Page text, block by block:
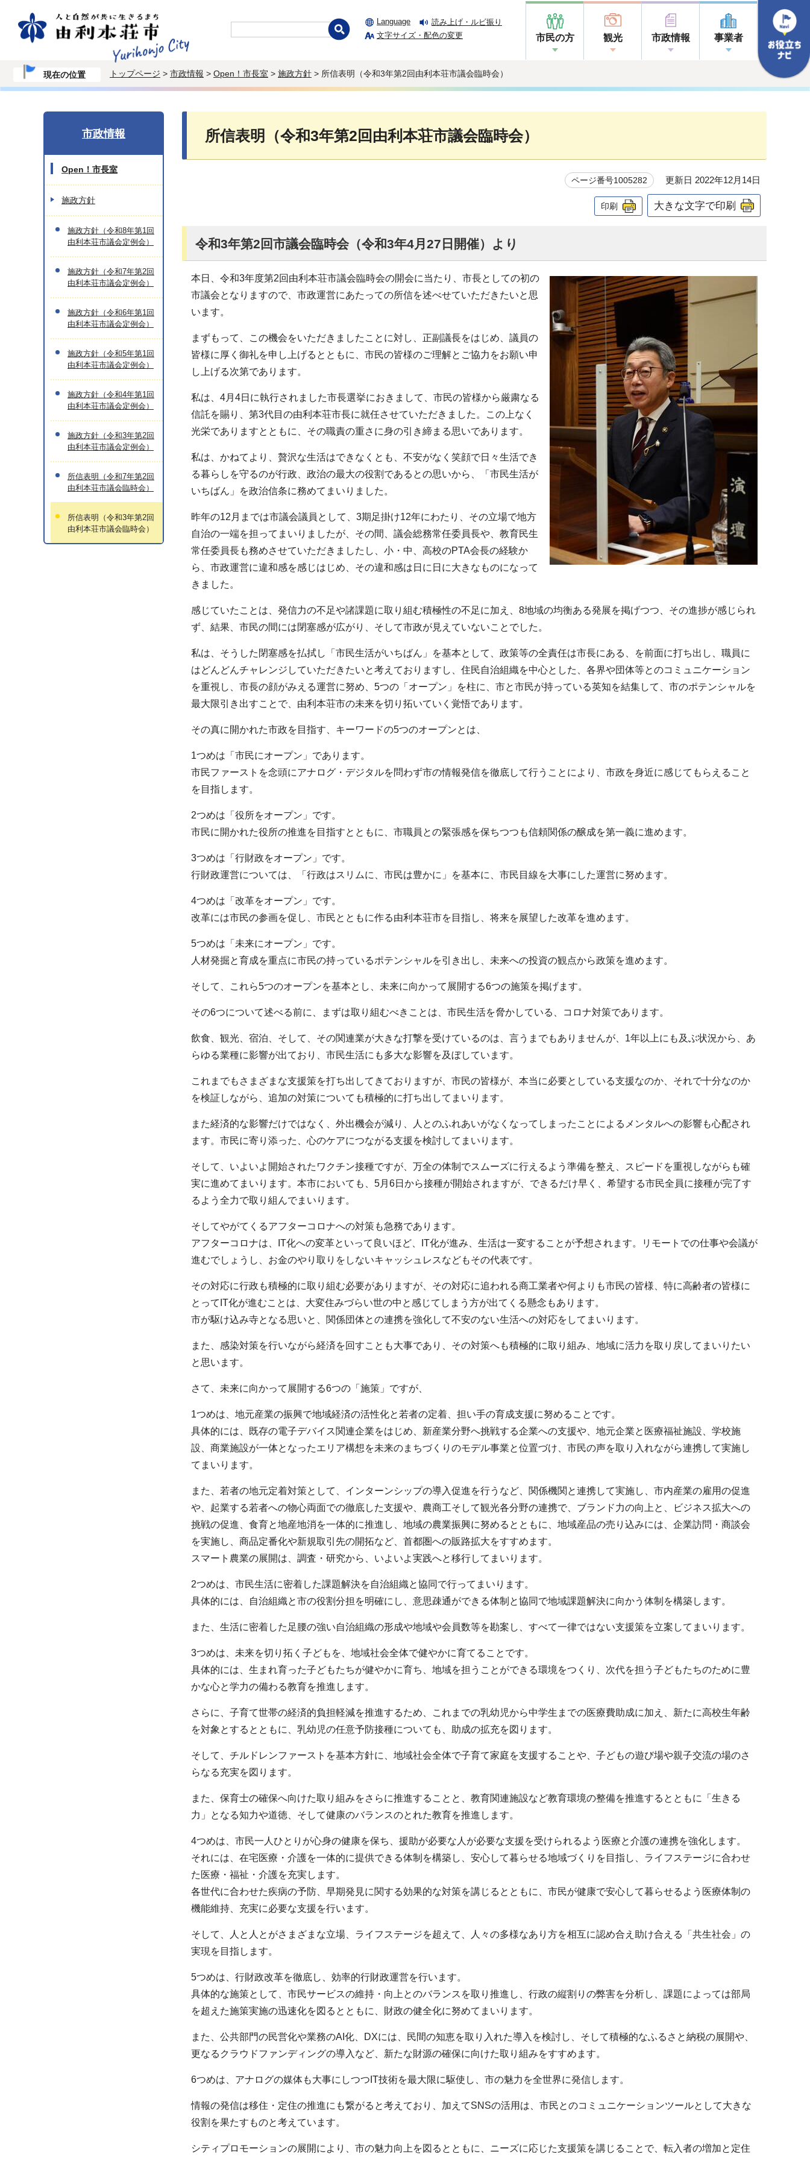
Language
読み上げ・ルビ振り
文字サイズ・配色の変更
市民の方 観光 市政情報 事業者
現在の位置 トップページ > 市政情報 > Open！市長室 > 施政方針 > 所信表明（令和3年第2回由利本荘市議会臨時会）
所信表明（令和3年第2回由利本荘市議会臨時会）
ページ番号1005282 更新日 2022年12月14日
印刷 大きな文字で印刷
令和3年第2回市議会臨時会（令和3年4月27日開催）より
本日、令和3年度第2回由利本荘市議会臨時会の開会に当たり、市長としての初の
市議会となりますので、市政運営にあたっての所信を述べせていただきたいと思
います。
まずもって、この機会をいただきましたことに対し、正副議長をはじめ、議員の
皆様に厚く御礼を申し上げるとともに、市民の皆様のご理解とご協力をお願い申
し上げる次第であります。
私は、4月4日に執行されました市長選挙におきまして、市民の皆様から厳粛なる
信託を賜り、第3代目の由利本荘市長に就任させていただきました。この上なく
光栄でありますとともに、その職責の重さに身の引き締まる思いであります。
私は、かねてより、贅沢な生活はできなくとも、不安がなく笑顔で日々生活でき
る暮らしを守るのが行政、政治の最大の役割であるとの思いから、「市民生活が
いちばん」を政治信条に務めてまいりました。
昨年の12月までは市議会議員として、3期足掛け12年にわたり、その立場で地方
自治の一端を担ってまいりましたが、その間、議会総務常任委員長や、教育民生
常任委員長も務めさせていただきましたし、小・中、高校のPTA会長の経験か
ら、市政運営に違和感を感じはじめ、その違和感は日に日に大きなものになって
きました。
感じていたことは、発信力の不足や諸課題に取り組む積極性の不足に加え、8地域の均衡ある発展を掲げつつ、その進捗が感じられ
ず、結果、市民の間には閉塞感が広がり、そして市政が見えていないことでした。
私は、そうした閉塞感を払拭し「市民生活がいちばん」を基本として、政策等の全責任は市長にある、を前面に打ち出し、職員に
はどんどんチャレンジしていただきたいと考えておりますし、住民自治組織を中心とした、各界や団体等とのコミュニケーション
を重視し、市長の顔がみえる運営に努め、5つの「オープン」を柱に、市と市民が持っている英知を結集して、市のポテンシャルを
最大限引き出すことで、由利本荘市の未来を切り拓いていく覚悟であります。
その真に開かれた市政を目指す、キーワードの5つのオープンとは、
1つめは「市民にオープン」であります。
市民ファーストを念頭にアナログ・デジタルを問わず市の情報発信を徹底して行うことにより、市政を身近に感じてもらえること
を目指します。
2つめは「役所をオープン」です。
市民に開かれた役所の推進を目指すとともに、市職員との緊張感を保ちつつも信頼関係の醸成を第一義に進めます。
3つめは「行財政をオープン」です。
行財政運営については、「行政はスリムに、市民は豊かに」を基本に、市民目線を大事にした運営に努めます。
4つめは「改革をオープン」です。
改革には市民の参画を促し、市民とともに作る由利本荘市を目指し、将来を展望した改革を進めます。
5つめは「未来にオープン」です。
人材発掘と育成を重点に市民の持っているポテンシャルを引き出し、未来への投資の観点から政策を進めます。
そして、これら5つのオープンを基本とし、未来に向かって展開する6つの施策を掲げます。
その6つについて述べる前に、まずは取り組むべきことは、市民生活を脅かしている、コロナ対策であります。
飲食、観光、宿泊、そして、その関連業が大きな打撃を受けているのは、言うまでもありませんが、1年以上にも及ぶ状況から、あ
らゆる業種に影響が出ており、市民生活にも多大な影響を及ぼしています。
これまでもさまざまな支援策を打ち出してきておりますが、市民の皆様が、本当に必要としている支援なのか、それで十分なのか
を検証しながら、追加の対策についても積極的に打ち出してまいります。
また経済的な影響だけではなく、外出機会が減り、人とのふれあいがなくなってしまったことによるメンタルへの影響も心配され
ます。市民に寄り添った、心のケアにつながる支援を検討してまいります。
そして、いよいよ開始されたワクチン接種ですが、万全の体制でスムーズに行えるよう準備を整え、スピードを重視しながらも確
実に進めてまいります。本市においても、5月6日から接種が開始されますが、できるだけ早く、希望する市民全員に接種が完了す
るよう全力で取り組んでまいります。
そしてやがてくるアフターコロナへの対策も急務であります。
アフターコロナは、IT化への変革といって良いほど、IT化が進み、生活は一変することが予想されます。リモートでの仕事や会議が
進むでしょうし、お金のやり取りをしないキャッシュレスなどもその代表です。
その対応に行政も積極的に取り組む必要がありますが、その対応に追われる商工業者や何よりも市民の皆様、特に高齢者の皆様に
とってIT化が進むことは、大変住みづらい世の中と感じてしまう方が出てくる懸念もあります。
市が駆け込み寺となる思いと、関係団体との連携を強化して不安のない生活への対応をしてまいります。
また、感染対策を行いながら経済を回すことも大事であり、その対策へも積極的に取り組み、地域に活力を取り戻してまいりたい
と思います。
さて、未来に向かって展開する6つの「施策」ですが、
1つめは、地元産業の振興で地域経済の活性化と若者の定着、担い手の育成支援に努めることです。
具体的には、既存の電子デバイス関連企業をはじめ、新産業分野へ挑戦する企業への支援や、地元企業と医療福祉施設、学校施
設、商業施設が一体となったエリア構想を未来のまちづくりのモデル事業と位置づけ、市民の声を取り入れながら連携して実施し
てまいります。
また、若者の地元定着対策として、インターンシップの導入促進を行うなど、関係機関と連携して実施し、市内産業の雇用の促進
や、起業する若者への物心両面での徹底した支援や、農商工そして観光各分野の連携で、ブランド力の向上と、ビジネス拡大への
挑戦の促進、食育と地産地消を一体的に推進し、地域の農業振興に努めるとともに、地域産品の売り込みには、企業訪問・商談会
を実施し、商品定番化や新規取引先の開拓など、首都圏への販路拡大をすすめます。
スマート農業の展開は、調査・研究から、いよいよ実践へと移行してまいります。
2つめは、市民生活に密着した課題解決を自治組織と協同で行ってまいります。
具体的には、自治組織と市の役割分担を明確にし、意思疎通ができる体制と協同で地域課題解決に向かう体制を構築します。
また、生活に密着した足腰の強い自治組織の形成や地域や会員数等を勘案し、すべて一律ではない支援策を立案してまいります。
3つめは、未来を切り拓く子どもを、地域社会全体で健やかに育てることです。
具体的には、生まれ育った子どもたちが健やかに育ち、地域を担うことができる環境をつくり、次代を担う子どもたちのために豊
かな心と学力の備わる教育を推進します。
さらに、子育て世帯の経済的負担軽減を推進するため、これまでの乳幼児から中学生までの医療費助成に加え、新たに高校生年齢
を対象とするとともに、乳幼児の任意予防接種についても、助成の拡充を図ります。
そして、チルドレンファーストを基本方針に、地域社会全体で子育て家庭を支援することや、子どもの遊び場や親子交流の場のさ
らなる充実を図ります。
また、保育士の確保へ向けた取り組みをさらに推進することと、教育関連施設など教育環境の整備を推進するとともに「生きる
力」となる知力や道徳、そして健康のバランスのとれた教育を推進します。
4つめは、市民一人ひとりが心身の健康を保ち、援助が必要な人が必要な支援を受けられるよう医療と介護の連携を強化します。
それには、在宅医療・介護を一体的に提供できる体制を構築し、安心して暮らせる地域づくりを目指し、ライフステージに合わせ
た医療・福祉・介護を充実します。
各世代に合わせた疾病の予防、早期発見に関する効果的な対策を講じるとともに、市民が健康で安心して暮らせるよう医療体制の
機能維持、充実に必要な支援を行います。
そして、人と人とがさまざまな立場、ライフステージを超えて、人々の多様なあり方を相互に認め合え助け合える「共生社会」の
実現を目指します。
5つめは、行財政改革を徹底し、効率的行財政運営を行います。
具体的な施策として、市民サービスの維持・向上とのバランスを取り推進し、行政の縦割りの弊害を分析し、課題によっては部局
を超えた施策実施の迅速化を図るとともに、財政の健全化に努めてまいります。
また、公共部門の民営化や業務のAI化、DXには、民間の知恵を取り入れた導入を検討し、そして積極的なふるさと納税の展開や、
更なるクラウドファンディングの導入など、新たな財源の確保に向けた取り組みをすすめます。
6つめは、アナログの媒体も大事にしつつIT技術を最大限に駆使し、市の魅力を全世界に発信します。
情報の発信は移住・定住の推進にも繋がると考えており、加えてSNSの活用は、市民とのコミュニケーションツールとして大きな
役割を果たすものと考えています。
シティプロモーションの展開により、市の魅力向上を図るとともに、ニーズに応じた支援策を講じることで、転入者の増加と定住
市政情報
Open！市長室
施政方針
施政方針（令和8年第1回
由利本荘市議会定例会）
施政方針（令和7年第2回
由利本荘市議会定例会）
施政方針（令和6年第1回
由利本荘市議会定例会）
施政方針（令和5年第1回
由利本荘市議会定例会）
施政方針（令和4年第1回
由利本荘市議会定例会）
施政方針（令和3年第2回
由利本荘市議会定例会）
所信表明（令和7年第2回
由利本荘市議会臨時会）
所信表明（令和3年第2回
由利本荘市議会臨時会）